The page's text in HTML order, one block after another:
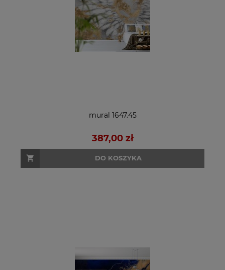
mural 1647.45
387,00 zł
DO KOSZYKA